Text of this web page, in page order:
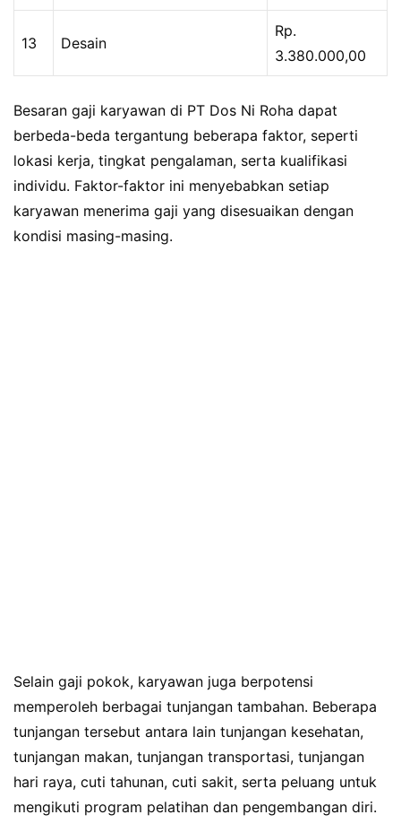
13 Desain
Rp.
3.380.000,00
Besaran gaji karyawan di PT Dos Ni Roha dapat
berbeda-beda tergantung beberapa faktor, seperti
lokasi kerja, tingkat pengalaman, serta kualifikasi
individu. Faktor-faktor ini menyebabkan setiap
karyawan menerima gaji yang disesuaikan dengan
kondisi masing-masing.
Selain gaji pokok, karyawan juga berpotensi
memperoleh berbagai tunjangan tambahan. Beberapa
tunjangan tersebut antara lain tunjangan kesehatan,
tunjangan makan, tunjangan transportasi, tunjangan
hari raya, cuti tahunan, cuti sakit, serta peluang untuk
mengikuti program pelatihan dan pengembangan diri.